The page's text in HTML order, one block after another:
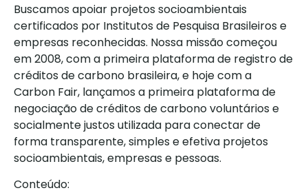
Buscamos apoiar projetos socioambientais
certificados por Institutos de Pesquisa Brasileiros e
empresas reconhecidas. Nossa missão começou
em 2008, com a primeira plataforma de registro de
créditos de carbono brasileira, e hoje com a
Carbon Fair, lançamos a primeira plataforma de
negociação de créditos de carbono voluntários e
socialmente justos utilizada para conectar de
forma transparente, simples e efetiva projetos
socioambientais, empresas e pessoas.
Conteúdo: